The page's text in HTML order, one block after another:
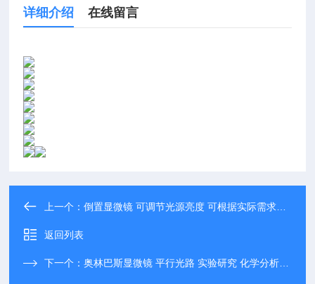
详细介绍 在线留言
上一个：倒置显微镜 可调节光源亮度 可根据实际需求进行定制
返回列表
下一个：奥林巴斯显微镜 平行光路 实验研究 化学分析 细胞培养等专用领域